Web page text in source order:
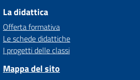
La didattica
Offerta formativa
Le schede didattiche
I progetti delle classi
Mappa del sito